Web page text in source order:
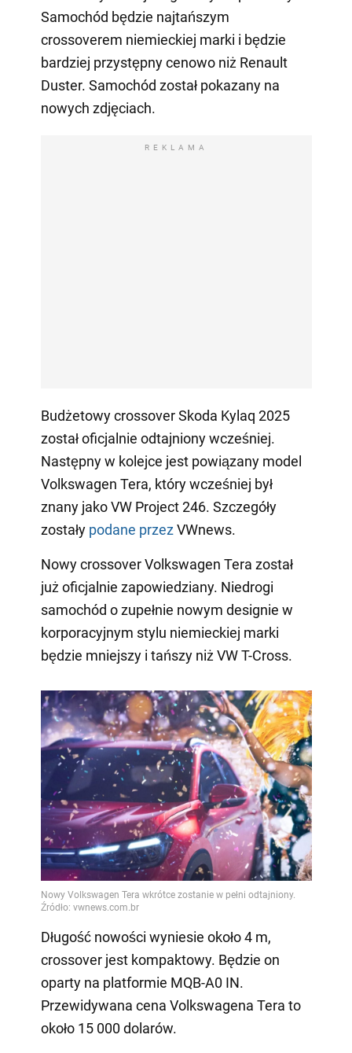
Samochód będzie najtańszym
crossoverem niemieckiej marki i będzie
bardziej przystępny cenowo niż Renault
Duster. Samochód został pokazany na
nowych zdjęciach.
REKLAMA
Budżetowy crossover Skoda Kylaq 2025
został oficjalnie odtajniony wcześniej.
Następny w kolejce jest powiązany model
Volkswagen Tera, który wcześniej był
znany jako VW Project 246. Szczegóły
zostały podane przezVWnews.
Nowy crossover Volkswagen Tera został
już oficjalnie zapowiedziany. Niedrogi
samochód o zupełnie nowym designie w
korporacyjnym stylu niemieckiej marki
będzie mniejszy i tańszy niż VW T-Cross.
Długość nowości wyniesie około 4 m,
crossover jest kompaktowy. Będzie on
oparty na platformie MQB-A0 IN.
Przewidywana cena Volkswagena Tera to
około 15 000 dolarów.